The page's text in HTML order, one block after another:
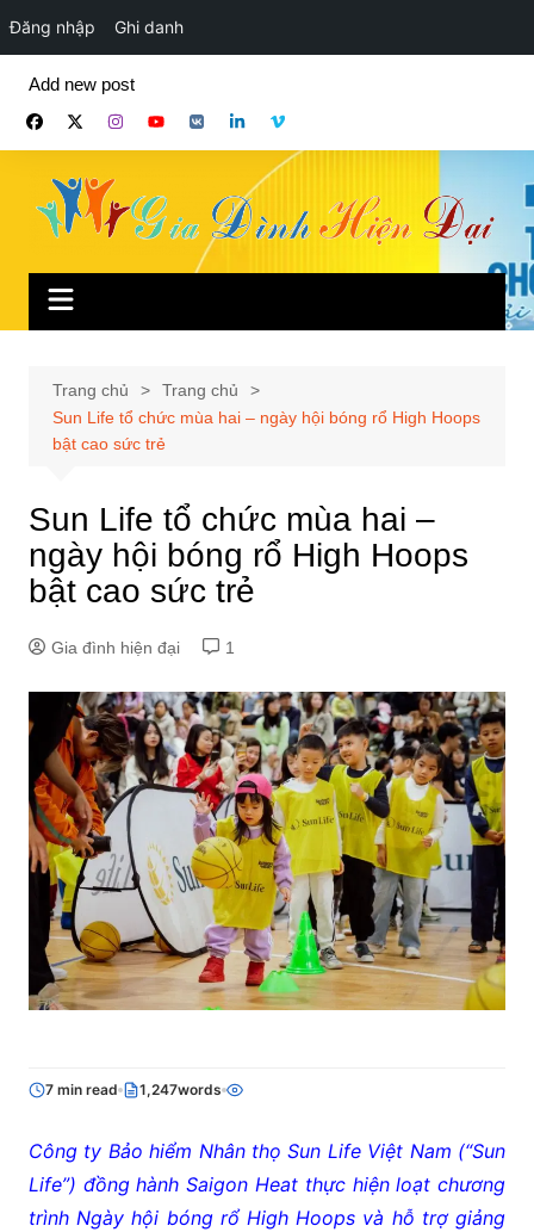
Đăng nhập Ghi danh
phần
Add new post
Trang chủ
Trang chủ
Sun Life tổ chức mùa hai – ngày hội bóng rổ High Hoops
bật cao sức trẻ
Sun Life tổ chức mùa hai –
ngày hội bóng rổ High Hoops
bật cao sức trẻ
Gia đình hiện đại 1
7 min read 1,247words
Công ty Bảo hiểm Nhân thọ Sun Life Việt Nam (“Sun
Life”) đồng hành Saigon Heat thực hiện loạt chương
trình Ngày hội bóng rổ High Hoops và hỗ trợ giảng